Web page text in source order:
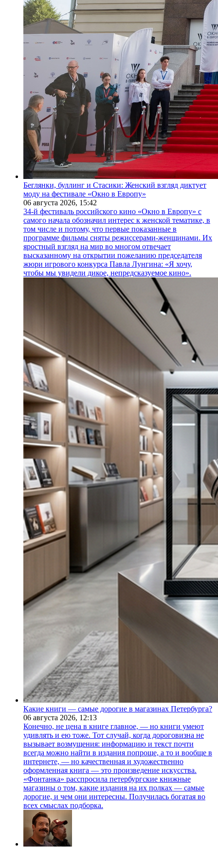
Беглянки, буллинг и Стасики: Женский взгляд диктует
моду на фестивале «Окно в Европу»
06 августа 2026, 15:42
34-й фестиваль российского кино «Окно в Европу» с
самого начала обозначил интерес к женской тематике, в
том числе и потому, что первые показанные в
программе фильмы сняты режиссерами-женщинами. Их
яростный взгляд на мир во многом отвечает
высказанному на открытии пожеланию председателя
жюри игрового конкурса Павла Лунгина: «Я хочу,
чтобы мы увидели дикое, непредсказуемое кино».
Какие книги — самые дорогие в магазинах Петербурга?
06 августа 2026, 12:13
Конечно, не цена в книге главное, — но книги умеют
удивлять и ею тоже. Тот случай, когда дороговизна не
вызывает возмущения: информацию и текст почти
всегда можно найти в издания попроще, а то и вообще в
интернете, — но качественная и художественно
оформленная книга — это произведение искусства.
«Фонтанка» расспросила петербургские книжные
магазины о том, какие издания на их полках — самые
дорогие, и чем они интересны. Получилась богатая во
всех смыслах подборка.